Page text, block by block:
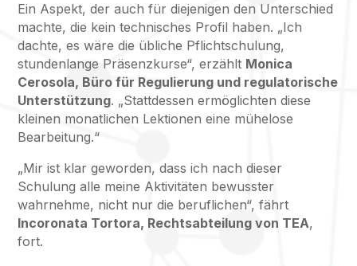
Ein Aspekt, der auch für diejenigen den Unterschied
machte, die kein technisches Profil haben. „Ich
dachte, es wäre die übliche Pflichtschulung,
stundenlange Präsenzkurse“, erzählt Monica
Cerosola, Büro für Regulierung und regulatorische
Unterstützung. „Stattdessen ermöglichten diese
kleinen monatlichen Lektionen eine mühelose
Bearbeitung.“
„Mir ist klar geworden, dass ich nach dieser
Schulung alle meine Aktivitäten bewusster
wahrnehme, nicht nur die beruflichen“, fährt
Incoronata Tortora, Rechtsabteilung von TEA,
fort.